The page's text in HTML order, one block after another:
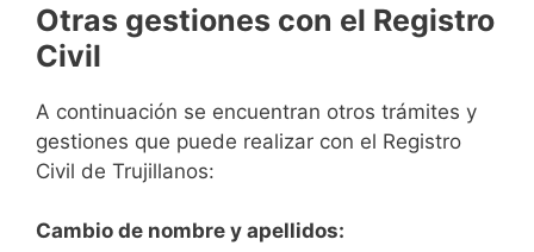
Otras gestiones con el Registro
Civil
A continuación se encuentran otros trámites y
gestiones que puede realizar con el Registro
Civil de Trujillanos:
Cambio de nombre y apellidos: